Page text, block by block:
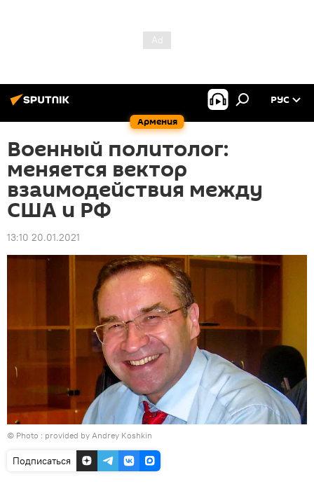
Армения
РУС
Военный политолог:
меняется вектор
взаимодействия между
США и РФ
13:10 20.01.2021
© Photo : provided by Andrey Koshkin
Подписаться